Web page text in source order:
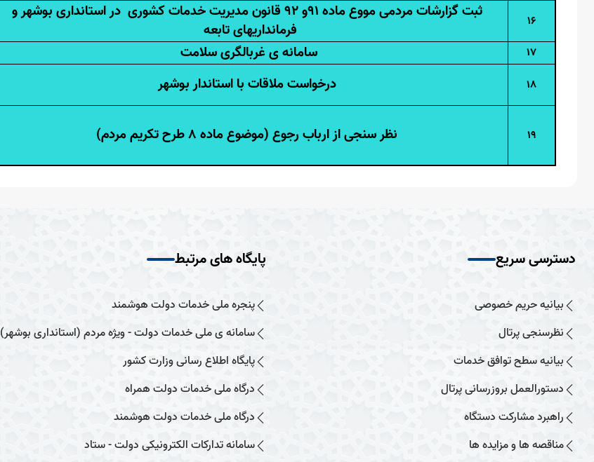
16 ثبت گزارشات مردمی مووع ماده 91و 92 قانون مدیریت خدمات کشوری در استانداری بوشهر و
فرمانداریهای تابعه
17 سامانه ی غربالگری سلامت
18 درخواست ملاقات با استاندار بوشهر
19 نظر سنجی از ارباب رجوع (موضوع ماده 8 طرح تکریم مردم)
دسترسی سریع
بیانیه حریم خصوصی
نظرسنجی پرتال
بیانیه سطح توافق خدمات
دستورالعمل بروزرسانی پرتال
راهبرد مشارکت دستگاه
مناقصه ها و مزایده ها
پایگاه های مرتبط
پنجره ملی خدمات دولت هوشمند
سامانه ی ملی خدمات دولت - ویژه مردم (استانداری بوشهر)
پایگاه اطلاع رسانی وزارت کشور
درگاه ملی خدمات دولت همراه
درگاه ملی خدمات دولت هوشمند
سامانه تدارکات الکترونیکی دولت - ستاد